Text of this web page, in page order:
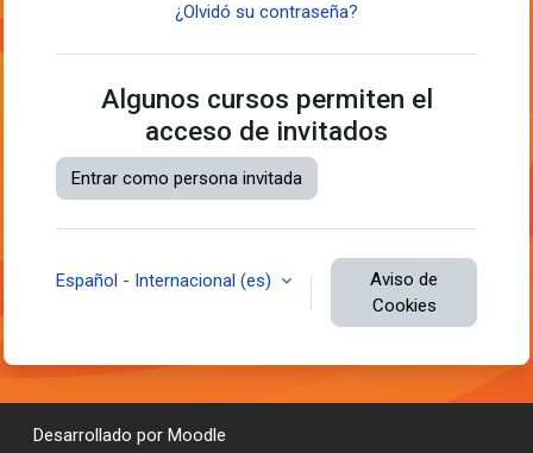
¿Olvidó su contraseña?
Algunos cursos permiten el
acceso de invitados
Entrar como persona invitada
Español - Internacional ‎(es)‎
Aviso de
Cookies
Desarrollado por Moodle